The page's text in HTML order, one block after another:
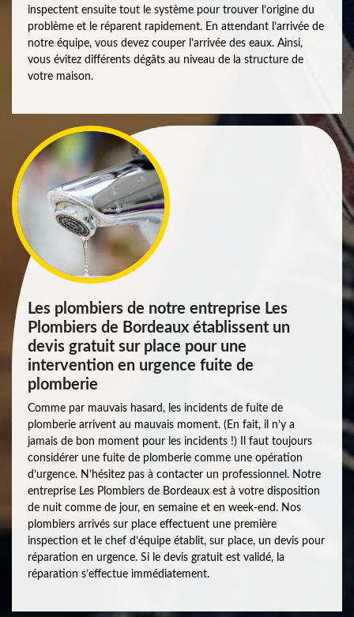
inspectent ensuite tout le système pour trouver l’origine du
problème et le réparent rapidement. En attendant l’arrivée de
notre équipe, vous devez couper l’arrivée des eaux. Ainsi,
vous évitez différents dégâts au niveau de la structure de
votre maison.
Les plombiers de notre entreprise Les
Plombiers de Bordeaux établissent un
devis gratuit sur place pour une
intervention en urgence fuite de
plomberie
Comme par mauvais hasard, les incidents de fuite de
plomberie arrivent au mauvais moment. (En fait, il n’y a
jamais de bon moment pour les incidents !) Il faut toujours
considérer une fuite de plomberie comme une opération
d’urgence. N’hésitez pas à contacter un professionnel. Notre
entreprise Les Plombiers de Bordeaux est à votre disposition
de nuit comme de jour, en semaine et en week-end. Nos
plombiers arrivés sur place effectuent une première
inspection et le chef d’équipe établit, sur place, un devis pour
réparation en urgence. Si le devis gratuit est validé, la
réparation s’effectue immédiatement.